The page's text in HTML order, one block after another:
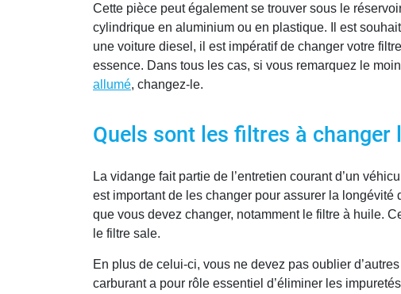
Cette pièce peut également se trouver sous le
cylindrique en aluminium ou en plastique. Il est
une voiture diesel, il est impératif de changer votre
essence. Dans tous les cas, si vous remarquez le
allumé, changez-le.
Quels sont les filtres à changer
La vidange fait partie de l’entretien courant d’un
est important de les changer pour assurer la
que vous devez changer, notamment le filtre à huile.
le filtre sale.
En plus de celui-ci, vous ne devez pas oublier
carburant a pour rôle essentiel d’éliminer les